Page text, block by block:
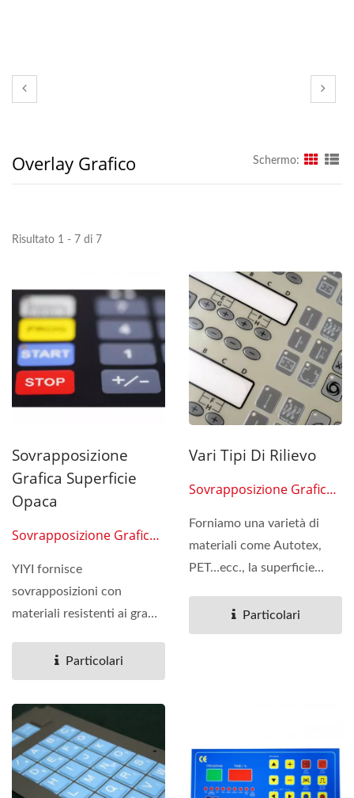
Overlay Grafico Schermo:
Risultato 1 - 7 di 7
Sovrapposizione
Grafica Superficie
Opaca
Sovrapposizione Grafica
YIYI fornisce
sovrapposizioni con
materiali resistenti ai graffi,
all'abrasione,...Particolari
Vari Tipi Di Rilievo
Sovrapposizione Grafica
Forniamo una varietà di
materiali come Autotex,
PET…ecc., la superficie
trattamento...Particolari